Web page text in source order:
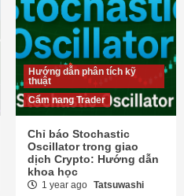
Hướng dẫn phân tích kỹ
thuật
Cẩm nang Trader
Chỉ báo Stochastic
Oscillator trong giao
dịch Crypto: Hướng dẫn
khoa học
1 year ago Tatsuwashi